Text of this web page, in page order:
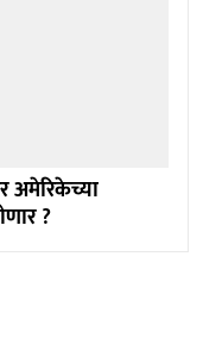
अमेरिकेच्या
?